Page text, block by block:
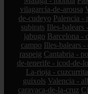
vilagarcía-de-arousa
de-cudeyo Palencia -
subirats Illes-balears
jabugo Barcelona -
campo Illes-balears -
raspeig Cantabria -
de-tenerife - icod-de-
La-rioja -
guíxols Valencia -
caravaca-de-la-cruz